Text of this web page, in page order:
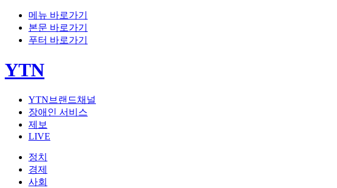
메뉴 바로가기
본문 바로가기
푸터 바로가기
YTN
YTN브랜드채널
장애인 서비스
제보
LIVE
정치
경제
사회